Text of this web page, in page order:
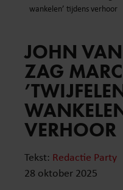
wankelen’ tijdens verhoor
JOHN
ZAG
VERHOOR
Tekst: Redactie Party
28 oktober 2025